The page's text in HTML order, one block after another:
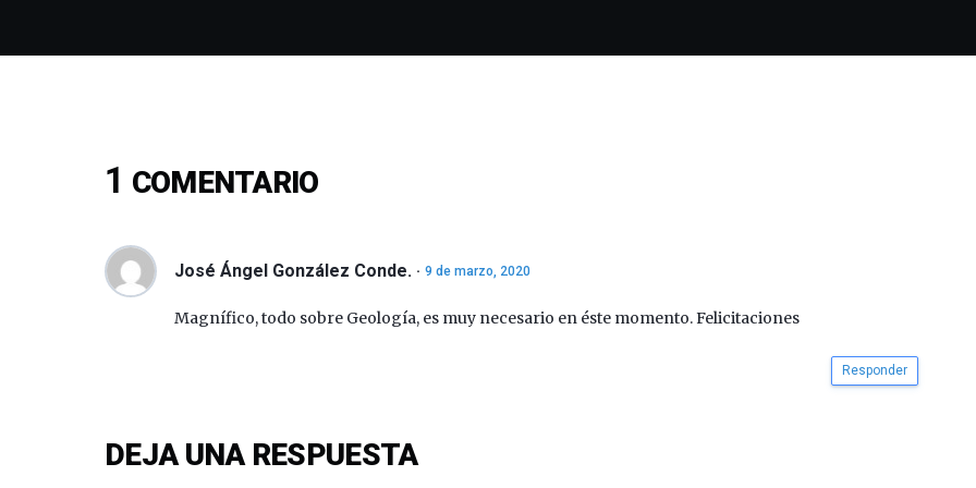
1 COMENTARIO
José Ángel González Conde. 9 de marzo, 2020
Magnífico, todo sobre Geología, es muy necesario en éste momento. Felicitaciones
Responder
DEJA UNA RESPUESTA